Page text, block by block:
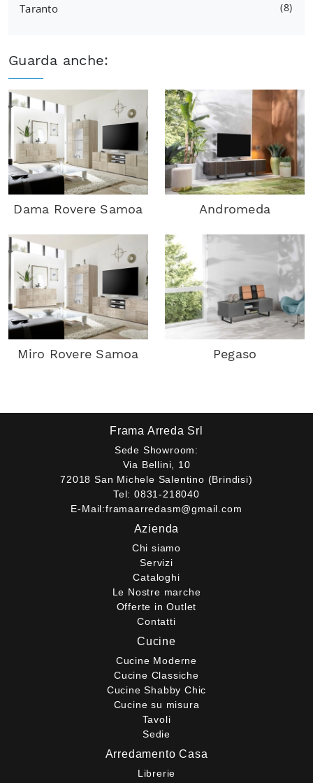
Taranto 8
Guarda anche:
Dama Rovere Samoa Andromeda
Miro Rovere Samoa Pegaso
Frama Arreda Srl
Sede Showroom:
Via Bellini, 10
72018 San Michele Salentino (Brindisi)
Tel: 0831-218040
E-Mail:framaarredasm@gmail.com
Azienda
Chi siamo
Servizi
Cataloghi
Le Nostre marche
Offerte in Outlet
Contatti
Cucine
Cucine Moderne
Cucine Classiche
Cucine Shabby Chic
Cucine su misura
Tavoli
Sedie
Arredamento Casa
Librerie